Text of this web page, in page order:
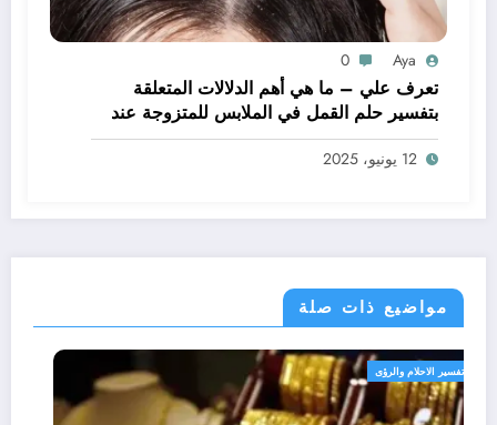
Aya
0
تعرف علي – ما هي أهم الدلالات المتعلقة
بتفسير حلم القمل في الملابس للمتزوجة عند
ابن سيرين؟ – بالتفصيل
12 يونيو، 2025
مواضيع ذات صلة
تفسير الاحلام والرؤى